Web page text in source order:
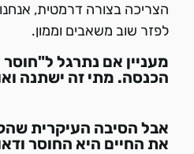
הצריכה בצורה דרמטית,
לפזר שוב משאבים וממון.
מעניין אם נתרגל
הכנסה. מתי זה ישתנה
אבל הסיבה העיקרית
את החיים היא החוסר